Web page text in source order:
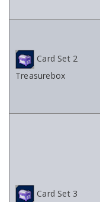
Card Set 2
Treasurebox
Card Set 3